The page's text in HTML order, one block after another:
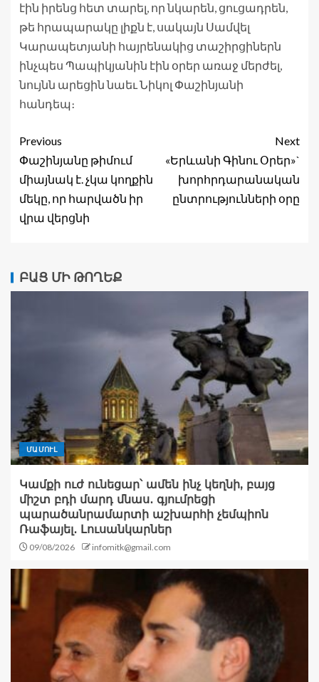
էին իրենց հետ տարել, որ նկարեն, ցուցադրեն,
թե հրապարակը լիքն է, սակայն Սամվել
Կարապետյանի հայրենակից տաշիրցիներն
ինչպես Պապիկյանին էին օրեր առաջ մերժել,
նույնն արեցին նաեւ Նիկոլ Փաշինյանի
հանդեպ։
Previous
Փաշինյանը թիմում
միայնակ է. չկա կողքին
մեկը, որ հարվածն իր
վրա վերցնի
Next
«Երևանի Գինու Օրեր»`
խորհրդարանական
ընտրությունների օրը
ԲԱՑ ՄԻ ԹՈՂԵՔ
ՄԱՄՈՒԼ
Կամքի ուժ ունեցար՝ ամեն ինչ կեղնի, բայց
միշտ բդի մարդ մնաս․ գյումրեցի
պարածանրամարտի աշխարհի չեմպիոն
Ռաֆայել․ Լուսանկարներ
09/08/2026 infomitk@gmail.com